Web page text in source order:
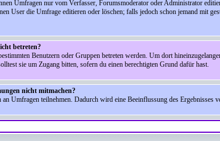
Umfragen nur vom Verfasser, Forumsmoderator oder Administrator
User die Umfrage editieren oder löschen; falls jedoch schon jemand mit
betreten?
Benutzern oder Gruppen betreten werden. Um dort
sie um Zugang bitten, sofern du einen berechtigten Grund dafür hast.
nicht mitmachen?
Umfragen teilnehmen. Dadurch wird eine Beeinflussung des